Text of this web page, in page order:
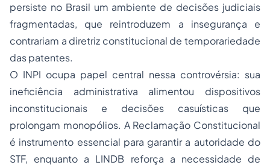
persiste no Brasil um ambiente de decisões judiciais
fragmentadas, que reintroduzem a insegurança e
contrariam a diretriz constitucional de temporariedade
das patentes.
O INPI ocupa papel central nessa controvérsia: sua
ineficiência administrativa alimentou dispositivos
inconstitucionais e decisões casuísticas que
prolongam monopólios. A Reclamação Constitucional
é instrumento essencial para garantir a autoridade do
STF, enquanto a LINDB reforça a necessidade de